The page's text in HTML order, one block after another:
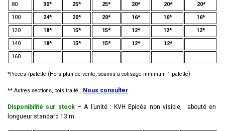
80
30* 25* 25* 20* 20*
20*
100
24* 20* 20* 16* 16*
16*
120
18* 15* 15* 12* 12*
12*
140
18* 15* 15* 12*
12*
160
*Pièces /palette (Hors plan de vente, soumis à colisage minimum 1 palette)
** Autres sections, bois traité : Nous consulter
Disponibilité sur stock– A l’unité : KVH Epicéa non visible, abouté en
longueur standard 13 m.